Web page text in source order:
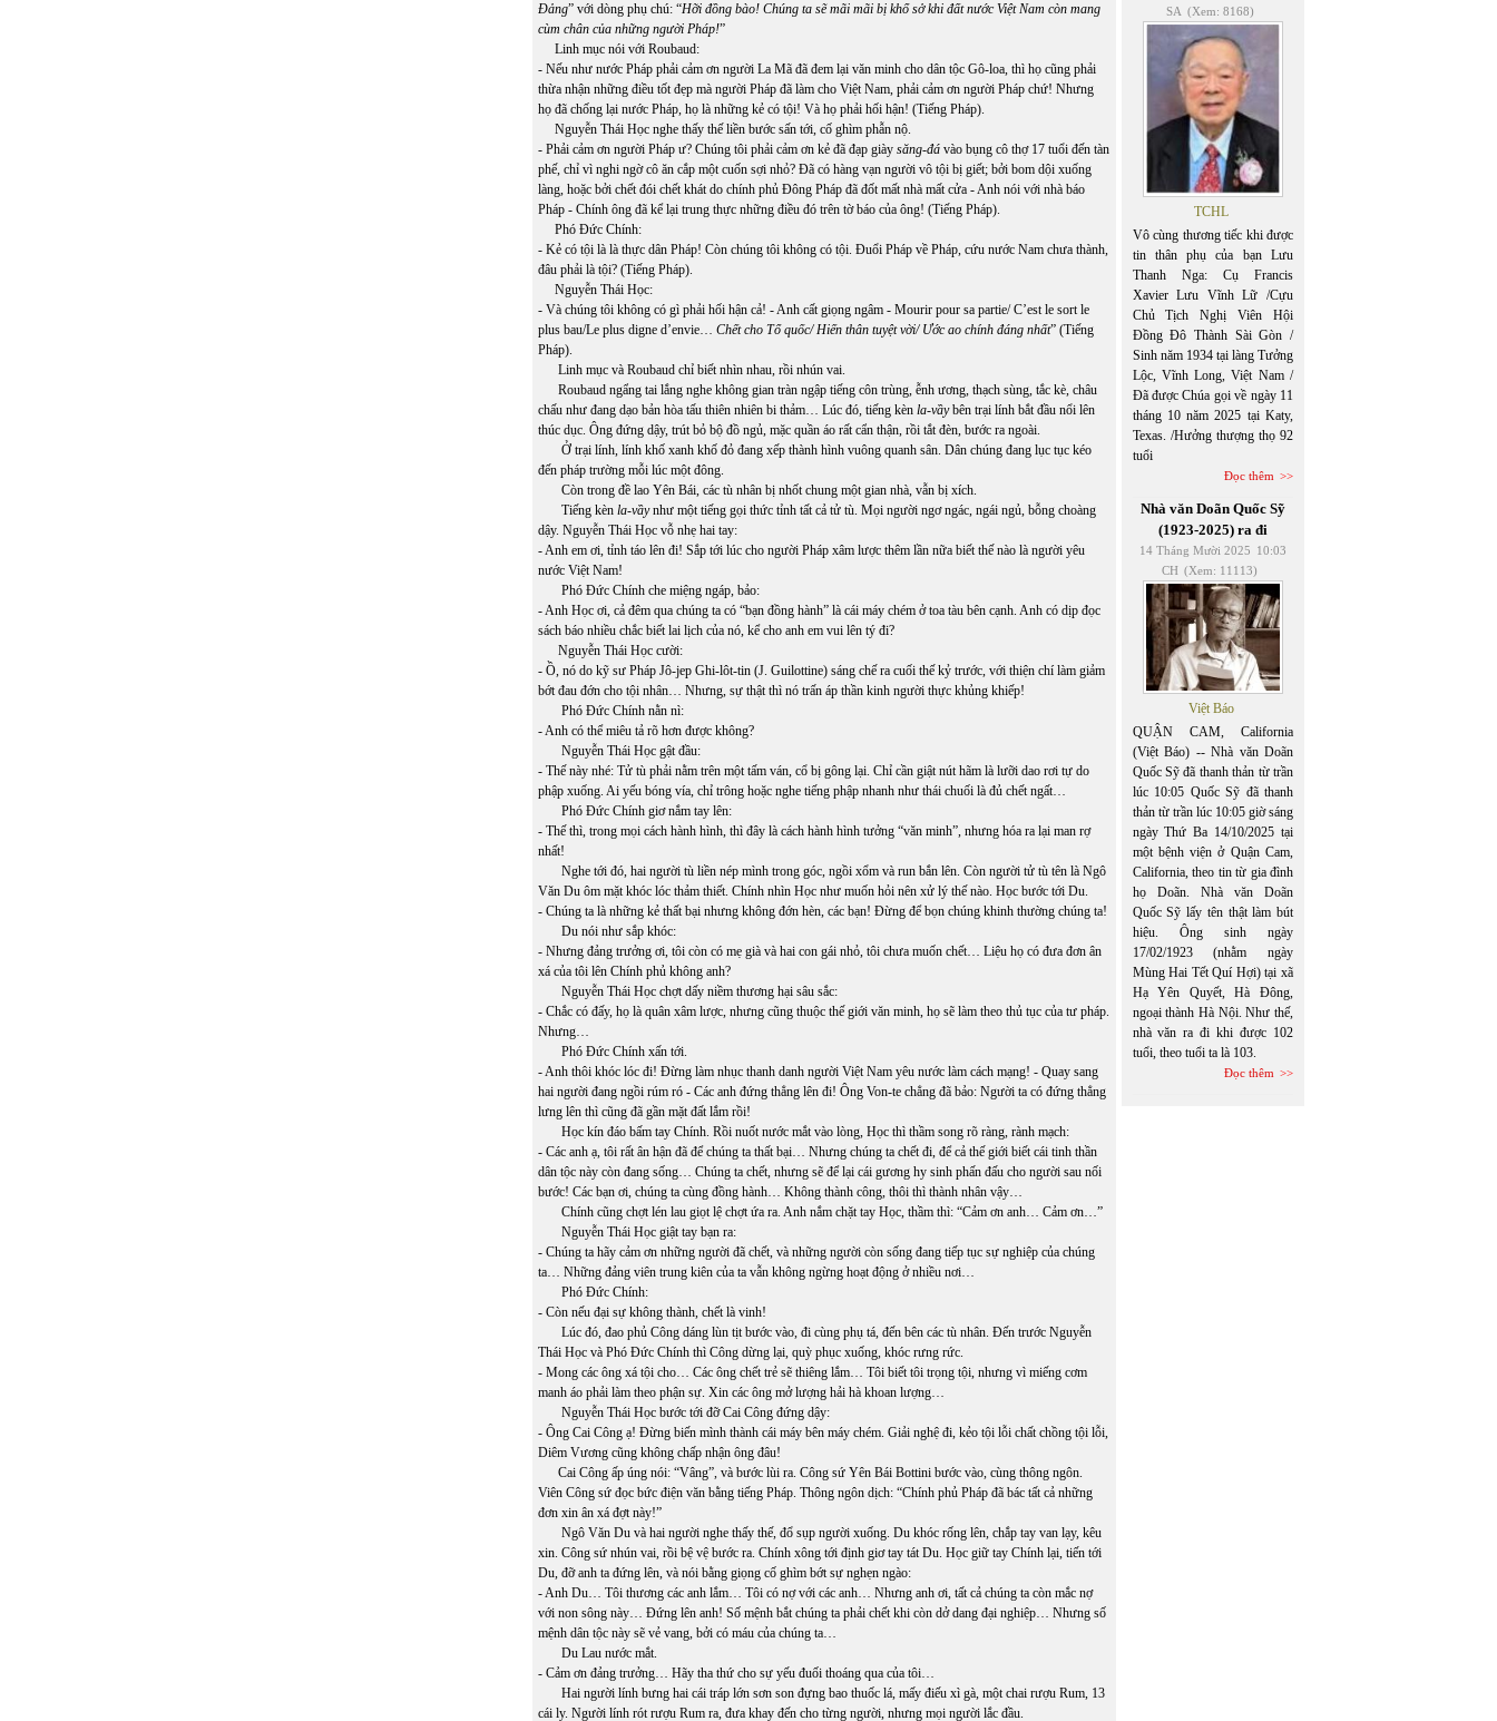
Đảng” với dòng phụ chú: “Hỡi đồng bào! Chúng ta sẽ mãi mãi bị khổ sở khi đất nước Việt Nam còn mang
cùm chân của những người Pháp!”
Linh mục nói với Roubaud:
- Nếu như nước Pháp phải cảm ơn người La Mã đã đem lại văn minh cho dân tộc Gô-loa, thì họ cũng phải
thừa nhận những điều tốt đẹp mà người Pháp đã làm cho Việt Nam, phải cảm ơn người Pháp chứ! Nhưng
họ đã chống lại nước Pháp, họ là những kẻ có tội! Và họ phải hối hận! (Tiếng Pháp).
Nguyễn Thái Học nghe thấy thế liền bước sấn tới, cố ghìm phẫn nộ.
- Phải cảm ơn người Pháp ư? Chúng tôi phải cảm ơn kẻ đã đạp giày săng-đá vào bụng cô thợ 17 tuổi đến tàn
phế, chỉ vì nghi ngờ cô ăn cắp một cuốn sợi nhỏ? Đã có hàng vạn người vô tội bị giết; bởi bom dội xuống
làng, hoặc bởi chết đói chết khát do chính phủ Đông Pháp đã đốt mất nhà mất cửa - Anh nói với nhà báo
Pháp - Chính ông đã kể lại trung thực những điều đó trên tờ báo của ông! (Tiếng Pháp).
Phó Đức Chính:
- Kẻ có tội là là thực dân Pháp! Còn chúng tôi không có tội. Đuổi Pháp về Pháp, cứu nước Nam chưa thành,
đâu phải là tội? (Tiếng Pháp).
Nguyễn Thái Học:
- Và chúng tôi không có gì phải hối hận cả! - Anh cất giọng ngâm - Mourir pour sa partie/ C’est le sort le
plus bau/Le plus digne d’envie… Chết cho Tổ quốc/ Hiến thân tuyệt vời/ Ước ao chính đáng nhất” (Tiếng
Pháp).
Linh mục và Roubaud chỉ biết nhìn nhau, rồi nhún vai.
Roubaud ngẩng tai lắng nghe không gian tràn ngập tiếng côn trùng, ễnh ương, thạch sùng, tắc kè, châu
chấu như đang dạo bản hòa tấu thiên nhiên bi thảm… Lúc đó, tiếng kèn la-vầybên trại lính bắt đầu nổi lên
thúc dục. Ông đứng dậy, trút bỏ bộ đồ ngủ, mặc quần áo rất cẩn thận, rồi tắt đèn, bước ra ngoài.
Ở trại lính, lính khố xanh khố đỏ đang xếp thành hình vuông quanh sân. Dân chúng đang lục tục kéo
đến pháp trường mỗi lúc một đông.
Còn trong đề lao Yên Bái, các tù nhân bị nhốt chung một gian nhà, vẫn bị xích.
Tiếng kèn la-vầynhư một tiếng gọi thức tỉnh tất cả tử tù. Mọi người ngơ ngác, ngái ngủ, bỗng choàng
dậy. Nguyễn Thái Học vỗ nhẹ hai tay:
- Anh em ơi, tỉnh táo lên đi! Sắp tới lúc cho người Pháp xâm lược thêm lần nữa biết thế nào là người yêu
nước Việt Nam!
Phó Đức Chính che miệng ngáp, bảo:
- Anh Học ơi, cả đêm qua chúng ta có “bạn đồng hành” là cái máy chém ở toa tàu bên cạnh. Anh có dịp đọc
sách báo nhiều chắc biết lai lịch của nó, kể cho anh em vui lên tý đi?
Nguyễn Thái Học cười:
- Ồ, nó do kỹ sư Pháp Jô-jep Ghi-lôt-tin (J. Guilottine) sáng chế ra cuối thế kỷ trước, với thiện chí làm giảm
bớt đau đớn cho tội nhân… Nhưng, sự thật thì nó trấn áp thần kinh người thực khủng khiếp!
Phó Đức Chính nằn nì:
- Anh có thể miêu tả rõ hơn được không?
Nguyễn Thái Học gật đầu:
- Thế này nhé: Tử tù phải nằm trên một tấm ván, cổ bị gông lại. Chỉ cần giật nút hãm là lưỡi dao rơi tự do
phập xuống. Ai yếu bóng vía, chỉ trông hoặc nghe tiếng phập nhanh như thái chuối là đủ chết ngất…
Phó Đức Chính giơ nắm tay lên:
- Thế thì, trong mọi cách hành hình, thì đây là cách hành hình tưởng “văn minh”, nhưng hóa ra lại man rợ
nhất!
Nghe tới đó, hai người tù liền nép mình trong góc, ngồi xổm và run bắn lên. Còn người tử tù tên là Ngô
Văn Du ôm mặt khóc lóc thảm thiết. Chính nhìn Học như muốn hỏi nên xử lý thế nào. Học bước tới Du.
- Chúng ta là những kẻ thất bại nhưng không đớn hèn, các bạn! Đừng để bọn chúng khinh thường chúng ta!
Du nói như sắp khóc:
- Nhưng đảng trưởng ơi, tôi còn có mẹ già và hai con gái nhỏ, tôi chưa muốn chết… Liệu họ có đưa đơn ân
xá của tôi lên Chính phủ không anh?
Nguyễn Thái Học chợt dấy niềm thương hại sâu sắc:
- Chắc có đấy, họ là quân xâm lược, nhưng cũng thuộc thế giới văn minh, họ sẽ làm theo thủ tục của tư pháp.
Nhưng…
Phó Đức Chính xấn tới.
- Anh thôi khóc lóc đi! Đừng làm nhục thanh danh người Việt Nam yêu nước làm cách mạng! - Quay sang
hai người đang ngồi rúm ró - Các anh đứng thẳng lên đi! Ông Von-te chẳng đã bảo: Người ta có đứng thẳng
lưng lên thì cũng đã gần mặt đất lắm rồi!
Học kín đáo bấm tay Chính. Rồi nuốt nước mắt vào lòng, Học thì thầm song rõ ràng, rành mạch:
- Các anh ạ, tôi rất ân hận đã để chúng ta thất bại… Nhưng chúng ta chết đi, để cả thế giới biết cái tinh thần
dân tộc này còn đang sống… Chúng ta chết, nhưng sẽ để lại cái gương hy sinh phấn đấu cho người sau nối
bước! Các bạn ơi, chúng ta cùng đồng hành… Không thành công, thôi thì thành nhân vậy…
Chính cũng chợt lén lau giọt lệ chợt ứa ra. Anh nắm chặt tay Học, thầm thì: “Cảm ơn anh… Cảm ơn…”
Nguyễn Thái Học giật tay bạn ra:
- Chúng ta hãy cảm ơn những người đã chết, và những người còn sống đang tiếp tục sự nghiệp của chúng
ta… Những đảng viên trung kiên của ta vẫn không ngừng hoạt động ở nhiều nơi…
Phó Đức Chính:
- Còn nếu đại sự không thành, chết là vinh!
Lúc đó, đao phủ Công dáng lùn tịt bước vào, đi cùng phụ tá, đến bên các tù nhân. Đến trước Nguyễn
Thái Học và Phó Đức Chính thì Công dừng lại, quỳ phục xuống, khóc rưng rức.
- Mong các ông xá tội cho… Các ông chết trẻ sẽ thiêng lắm… Tôi biết tôi trọng tội, nhưng vì miếng cơm
manh áo phải làm theo phận sự. Xin các ông mở lượng hải hà khoan lượng…
Nguyễn Thái Học bước tới đỡ Cai Công đứng dậy:
- Ông Cai Công ạ! Đừng biến mình thành cái máy bên máy chém. Giải nghệ đi, kẻo tội lỗi chất chồng tội lỗi,
Diêm Vương cũng không chấp nhận ông đâu!
Cai Công ấp úng nói: “Vâng”, và bước lùi ra. Công sứ Yên Bái Bottini bước vào, cùng thông ngôn.
Viên Công sứ đọc bức điện văn bằng tiếng Pháp. Thông ngôn dịch: “Chính phủ Pháp đã bác tất cả những
đơn xin ân xá đợt này!”
Ngô Văn Du và hai người nghe thấy thế, đổ sụp người xuống. Du khóc rống lên, chắp tay van lạy, kêu
xin. Công sứ nhún vai, rồi bệ vệ bước ra. Chính xông tới định giơ tay tát Du. Học giữ tay Chính lại, tiến tới
Du, đỡ anh ta đứng lên, và nói bằng giọng cố ghìm bớt sự nghẹn ngào:
- Anh Du… Tôi thương các anh lắm… Tôi có nợ với các anh… Nhưng anh ơi, tất cả chúng ta còn mắc nợ
với non sông này… Đứng lên anh! Số mệnh bắt chúng ta phải chết khi còn dở dang đại nghiệp… Nhưng số
mệnh dân tộc này sẽ vẻ vang, bởi có máu của chúng ta…
Du Lau nước mắt.
- Cảm ơn đảng trưởng… Hãy tha thứ cho sự yếu đuối thoáng qua của tôi…
Hai người lính bưng hai cái tráp lớn sơn son đựng bao thuốc lá, mấy điếu xì gà, một chai rượu Rum, 13
cái ly. Người lính rót rượu Rum ra, đưa khay đến cho từng người, nhưng mọi người lắc đầu.
SA (Xem: 8168)
TCHL
Vô cùng thương tiếc khi được
tin thân phụ của bạn Lưu
Thanh Nga: Cụ Francis
Xavier Lưu Vĩnh Lữ /Cựu
Chủ Tịch Nghị Viên Hội
Đồng Đô Thành Sài Gòn /
Sinh năm 1934 tại làng Tưởng
Lộc, Vĩnh Long, Việt Nam /
Đã được Chúa gọi về ngày 11
tháng 10 năm 2025 tại Katy,
Texas. /Hưởng thượng thọ 92
tuổi
Đọc thêm
Nhà văn Doãn Quốc Sỹ
(1923-2025) ra đi
14 Tháng Mười 2025 10:03
CH (Xem: 11113)
Việt Báo
QUẬN CAM, California
(Việt Báo) -- Nhà văn Doãn
Quốc Sỹ đã thanh thản từ trần
lúc 10:05 Quốc Sỹ đã thanh
thản từ trần lúc 10:05 giờ sáng
ngày Thứ Ba 14/10/2025 tại
một bệnh viện ở Quận Cam,
California, theo tin từ gia đình
họ Doãn. Nhà văn Doãn
Quốc Sỹ lấy tên thật làm bút
hiệu. Ông sinh ngày
17/02/1923 (nhằm ngày
Mùng Hai Tết Quí Hợi) tại xã
Hạ Yên Quyết, Hà Đông,
ngoại thành Hà Nội. Như thế,
nhà văn ra đi khi được 102
tuổi, theo tuổi ta là 103.
Đọc thêm